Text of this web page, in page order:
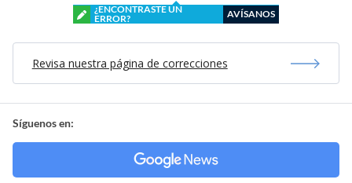
¿ENCONTRASTE UN
ERROR?
AVÍSANOS
Revisa nuestra página de correcciones
Síguenos en: